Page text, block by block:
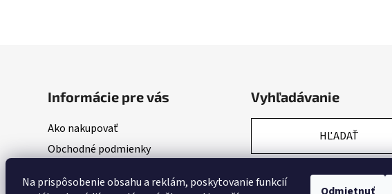
Na prispôsobenie obsahu a reklám, poskytovanie funkcií
Informácie pre vás
Ako nakupovať
Obchodné podmienky
Vyhľadávanie
HĽADAŤ